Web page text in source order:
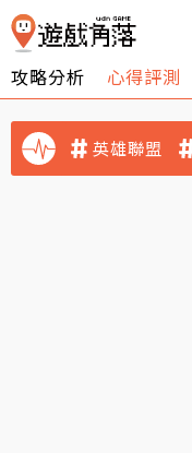
攻略分析 心得評測
英雄聯盟